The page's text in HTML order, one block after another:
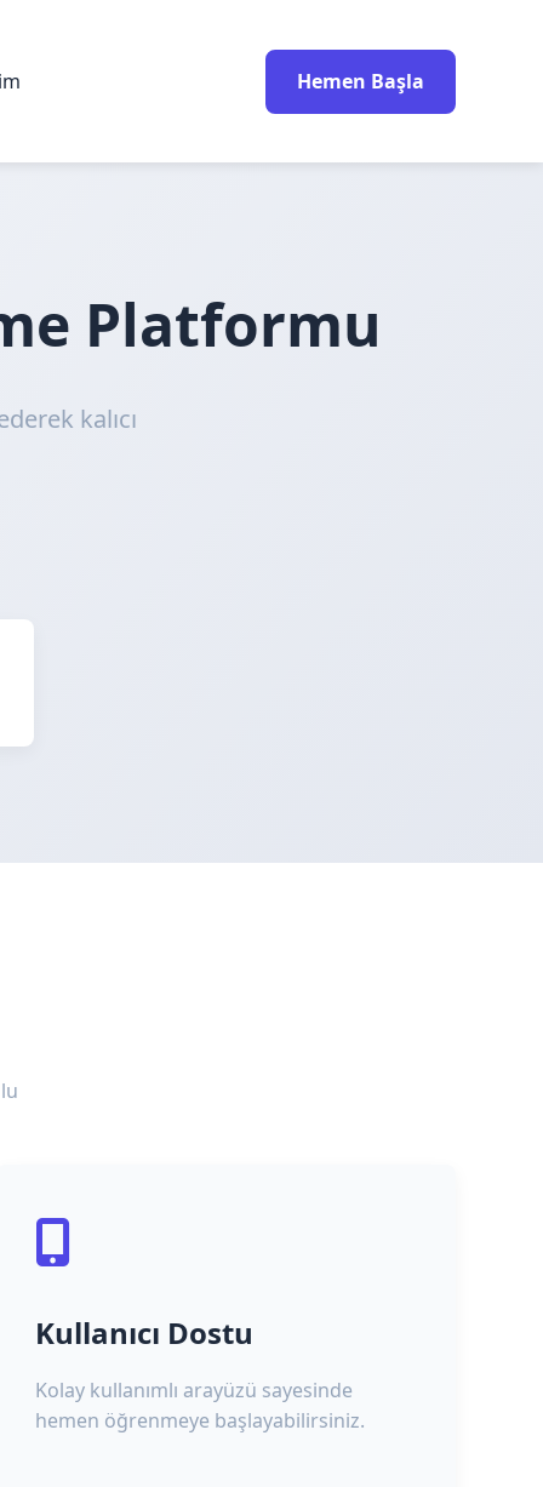
Hemen Başla
Platformu
kalıcı
Kullanıcı Dostu
Kolay kullanımlı arayüzü sayesinde
hemen öğrenmeye başlayabilirsiniz.